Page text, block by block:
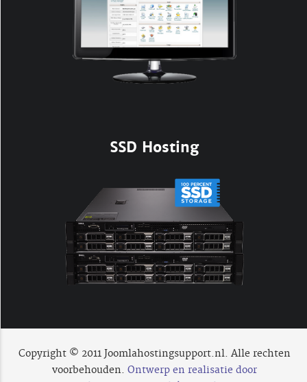
SSD Hosting
Copyright © 2011 Joomlahostingsupport.nl. Alle rechten
voorbehouden. Ontwerp en realisatie door